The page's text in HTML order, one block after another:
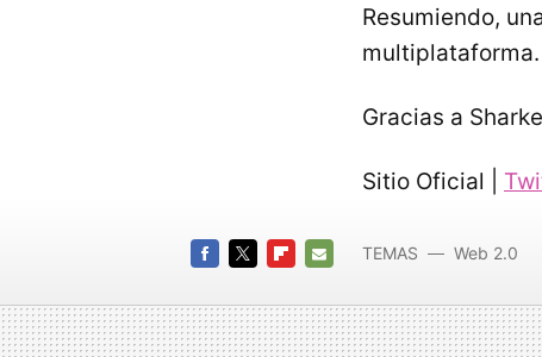
Resumiendo,
Gracias a
Sitio Oficial |
MAIL
TEMAS Web 2.0